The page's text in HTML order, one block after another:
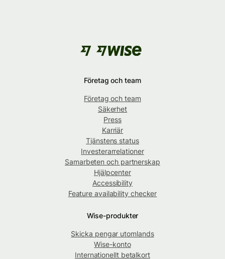
Företag och team
Företag och team
Säkerhet
Press
Karriär
Tjänstens status
Investerarrelationer
Samarbeten och partnerskap
Hjälpcenter
Accessibility
Feature availability checker
Wise-produkter
Skicka pengar utomlands
Wise-konto
Internationellt betalkort